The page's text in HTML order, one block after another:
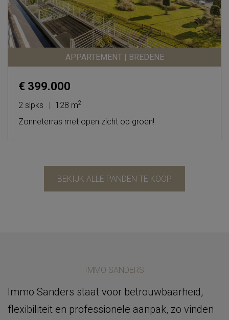
APPARTEMENT | BREDENE
€ 399.000
2 slpks 128 m2
Zonneterras met open zicht op groen!
BEKIJK ALLE PANDEN TE KOOP
IMMO SANDERS
Immo Sanders staat voor betrouwbaarheid,
flexibiliteit en professionele aanpak, zo vinden